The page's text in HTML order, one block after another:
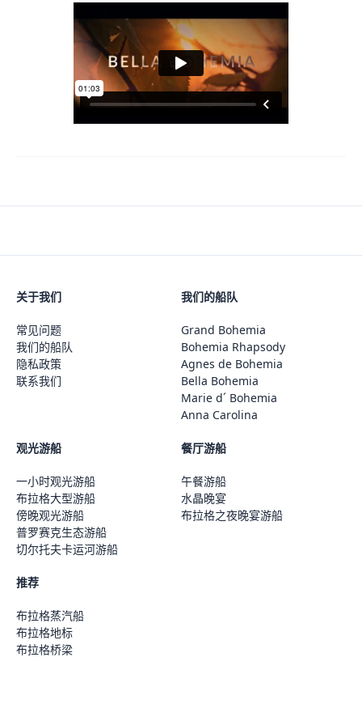
关于我们
常见问题
我们的船队
隐私政策
联系我们
我们的船队
Grand Bohemia
Bohemia Rhapsody
Agnes de Bohemia
Bella Bohemia
Marie d´ Bohemia
Anna Carolina
观光游船
一小时观光游船
布拉格大型游船
傍晚观光游船
普罗赛克生态游船
切尔托夫卡运河游船
餐厅游船
午餐游船
水晶晚宴
布拉格之夜晚宴游船
推荐
布拉格蒸汽船
布拉格地标
布拉格桥梁